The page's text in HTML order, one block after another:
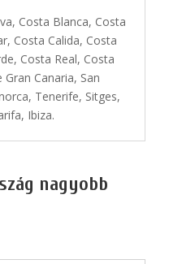
Costa Blanca, Costa
Costa Calida, Costa
Costa Real, Costa
Canaria, San
Tenerife, Sitges,
Ibiza.
nagyobb